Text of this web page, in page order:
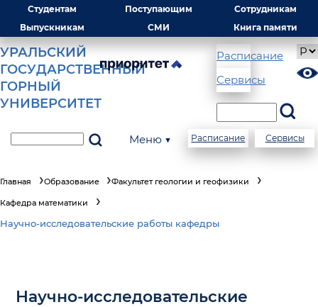
Студентам Поступающим
Сотрудникам
Выпускникам
СМИ Книга памяти
УРАЛЬСКИЙ
ГОСУДАРСТВЕННЫЙ
ГОРНЫЙ
УНИВЕРСИТЕТ
Расписание
Сервисы
Меню ▼ Расписание Сервисы
Главная Образование Факультет геологии и геофизики
Кафедра математики
Научно-исследовательские работы кафедры
Научно-исследовательские